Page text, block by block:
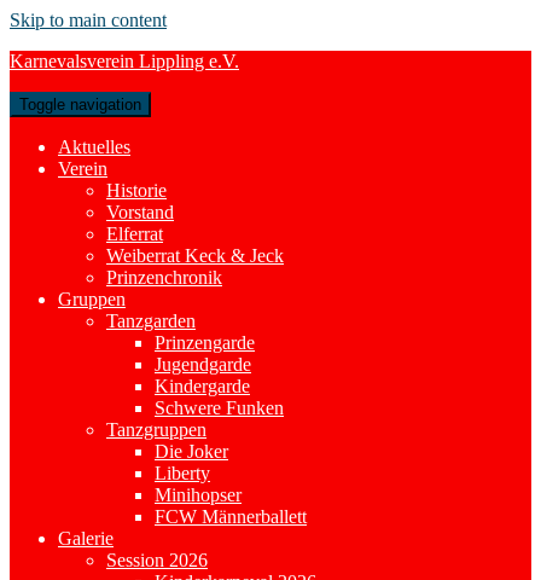
Skip to main content
Karnevalsverein Lippling e.V.
Toggle navigation
Aktuelles
Verein
Historie
Vorstand
Elferrat
Weiberrat Keck & Jeck
Prinzenchronik
Gruppen
Tanzgarden
Prinzengarde
Jugendgarde
Kindergarde
Schwere Funken
Tanzgruppen
Die Joker
Liberty
Minihopser
FCW Männerballett
Galerie
Session 2026